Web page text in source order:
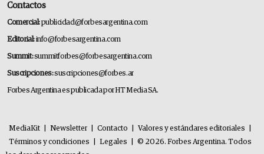
Contactos
Comercial:publicidad@forbesargentina.com
Editorial:info@forbesargentina.com
Summit:summitforbes@forbesargentina.com
Suscripciones:suscripciones@forbes.ar
Forbes Argentina es publicada por HT Media SA.
MediaKit Newsletter Contacto Valores y estándares editoriales
Términos y condiciones
Legales
© 2026. Forbes Argentina. Todos